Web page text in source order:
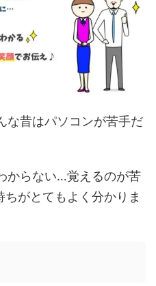
な昔はパソコンが苦手だ
からない…覚えるのが苦
がとてもよく分かりま